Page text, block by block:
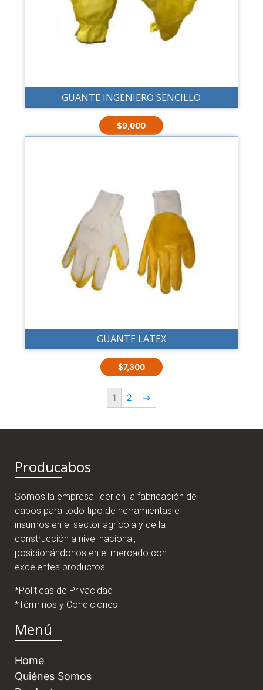
GUANTE INGENIERO SENCILLO
$9,000
GUANTE LATEX
$7,300
1 2 →
Producabos
Somos la empresa líder en la fabricación de
cabos para todo tipo de herramientas e
insumos en el sector agrícola y de la
construcción a nivel nacional,
posicionándonos en el mercado con
excelentes productos.
*Políticas de Privacidad
*Términos y Condiciones
Menú
Home
Quiénes Somos